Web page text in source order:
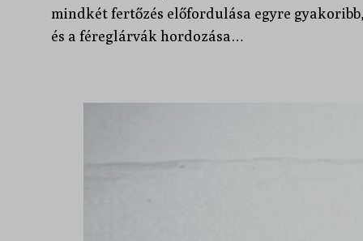
mindkét fertőzés előfordulása egyre
és a féreglárvák hordozása…